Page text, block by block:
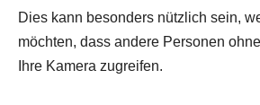
Dies kann besonders nützlich sein,
möchten, dass andere Personen
Ihre Kamera zugreifen.